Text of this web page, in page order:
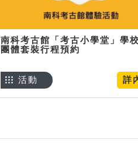
南科考古館「考古小學堂」學
團體套裝行程預約
詳
活動